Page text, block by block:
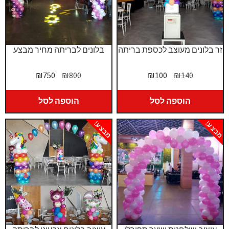
בלונים לבריתה מחיר מבצע
₪800
המחיר
היה:
₪800.
₪750
המחיר
₪750.
הוספה לסל
זר בלונים מעוצב לכספת בריתה
₪140
המחיר
היה:
₪140.
₪100
₪100.
הוספה לסל
מבצע! מבצע!